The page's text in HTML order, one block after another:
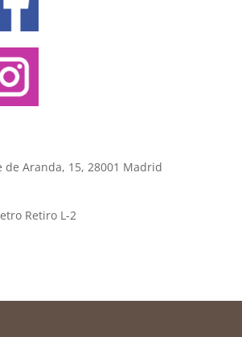
de Aranda, 15, 28001 Madrid
Retiro L-2